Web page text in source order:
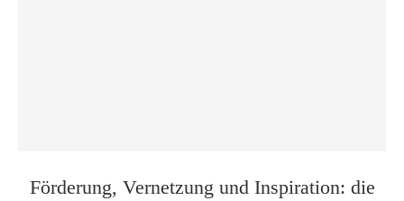
Förderung, Vernetzung und Inspiration: die